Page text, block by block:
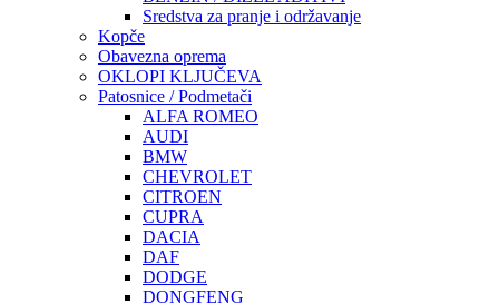
Sredstva za pranje i održavanje
Kopče
Obavezna oprema
OKLOPI KLJUČEVA
Patosnice / Podmetači
ALFA ROMEO
AUDI
BMW
CHEVROLET
CITROEN
CUPRA
DACIA
DAF
DODGE
DONGFENG